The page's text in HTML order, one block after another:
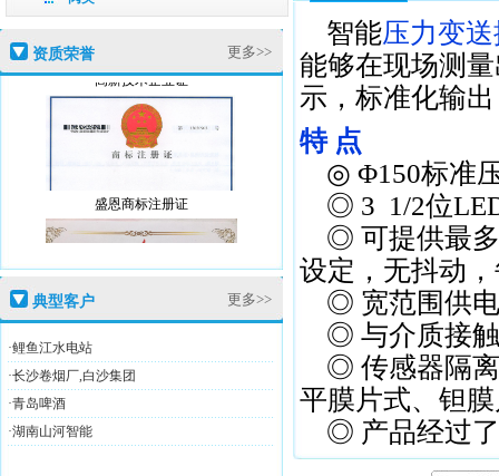
资质荣誉 更多>>
高新技术企业证
盛恩商标注册证
高新技术企业证
典型客户 更多>>
·鲤鱼江水电站
·长沙卷烟厂,白沙集团
·青岛啤酒
·湖南山河智能
智能压力变
能够在现场测
示，标准化输
特 点
◎ Φ150标准
◎ 3 1/2位
◎ 可提供最多
设定，无抖动
◎ 宽范围供电
◎ 与介质接触
◎ 传感器隔离
平膜片式、钽
◎ 产品经过了